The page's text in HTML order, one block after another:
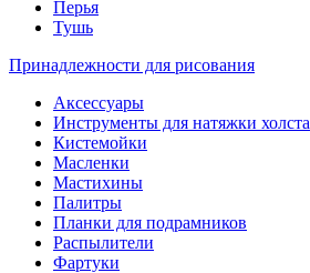
Перья
Тушь
Принадлежности для рисования
Аксессуары
Инструменты для натяжки холста
Кистемойки
Масленки
Мастихины
Палитры
Планки для подрамников
Распылители
Фартуки